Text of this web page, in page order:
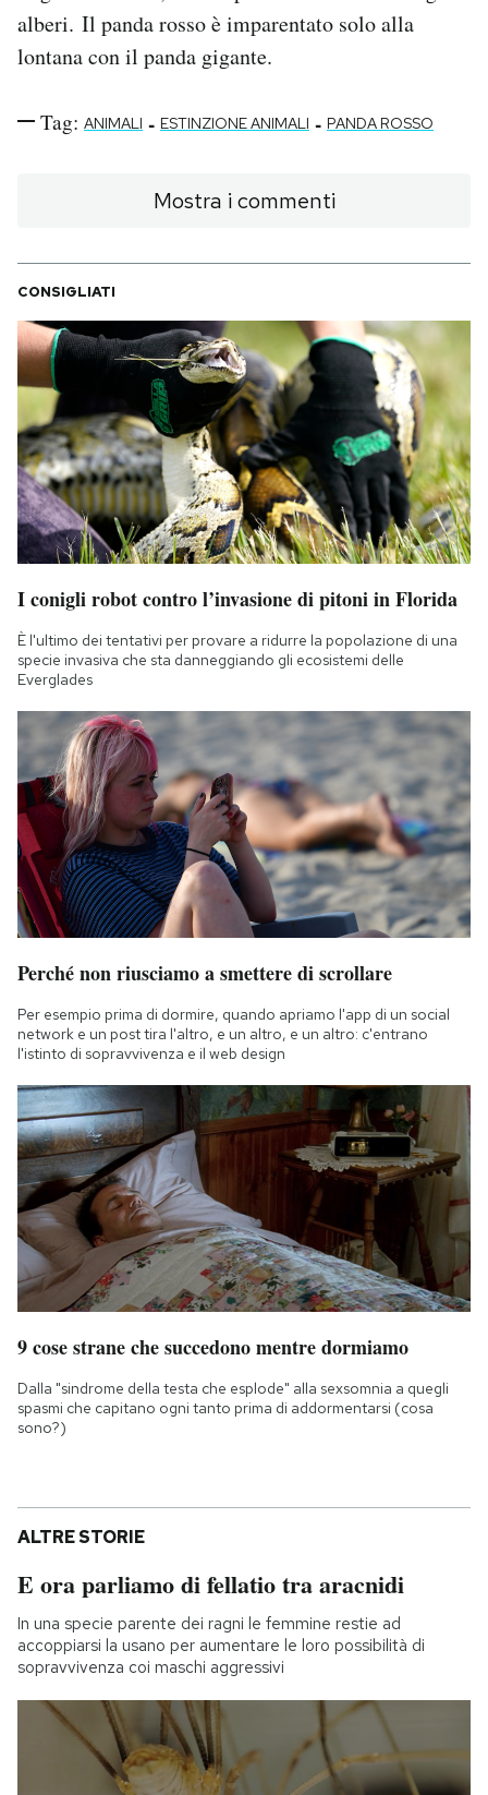
alberi. Il panda rosso è imparentato solo alla
lontana con il panda gigante.
Tag: ANIMALI - ESTINZIONE ANIMALI - PANDA ROSSO
Mostra i commenti
CONSIGLIATI
I conigli robot contro l’invasione di pitoni in Florida
È l'ultimo dei tentativi per provare a ridurre la popolazione di una
specie invasiva che sta danneggiando gli ecosistemi delle
Everglades
Perché non riusciamo a smettere di scrollare
Per esempio prima di dormire, quando apriamo l'app di un social
network e un post tira l'altro, e un altro, e un altro: c'entrano
l'istinto di sopravvivenza e il web design
9 cose strane che succedono mentre dormiamo
Dalla "sindrome della testa che esplode" alla sexsomnia a quegli
spasmi che capitano ogni tanto prima di addormentarsi (cosa
sono?)
ALTRE STORIE
E ora parliamo di fellatio tra aracnidi
In una specie parente dei ragni le femmine restie ad
accoppiarsi la usano per aumentare le loro possibilità di
sopravvivenza coi maschi aggressivi